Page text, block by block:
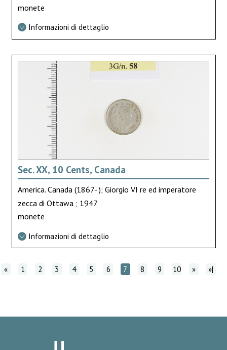
monete
Informazioni di dettaglio
Sec. XX, 10 Cents, Canada
America. Canada (1867- ); Giorgio VI re ed imperatore
zecca di Ottawa ; 1947
monete
Informazioni di dettaglio
« 1 2 3 4 5 6 7 8 9 10 » »|